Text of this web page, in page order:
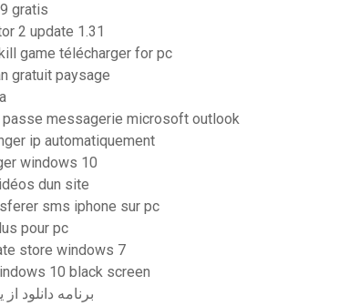
gratis
2 update 1.31
game télécharger for pc
gratuit paysage
passe messagerie microsoft outlook
ip automatiquement
windows 10
dun site
sms iphone sur pc
pour pc
store windows 7
10 black screen
برنامه دانلود